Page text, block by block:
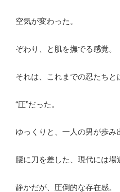
空気が変わった。
ぞわり、と肌を撫でる感覚。
それは、これまでの忍たち
“圧”だった。
ゆっくりと、一人の男が歩み
腰に刀を差した、現代には場
静かだが、圧倒的な存在感。